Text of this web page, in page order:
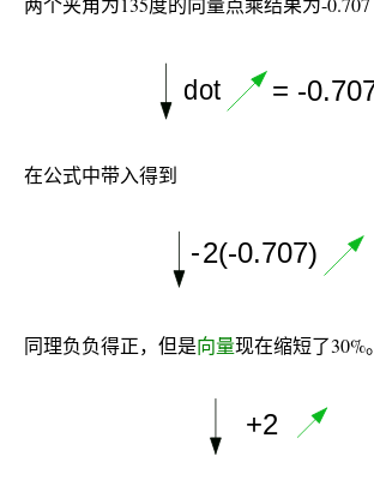
在公式中带入得到
同理负负得正，但是向量现在缩短了30%。